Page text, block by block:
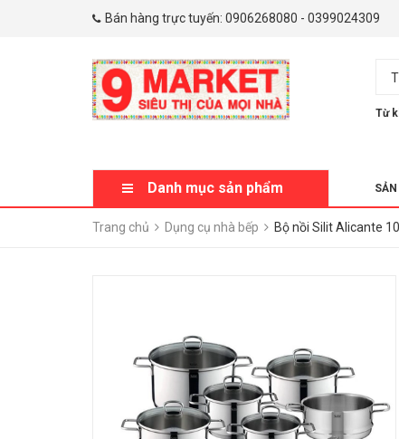
Bán hàng trực tuyến: 0906268080 - 0399024309
Từ
Danh mục sản phẩm
Trang chủ Dụng cụ nhà bếp Bộ nồi Silit Alicante